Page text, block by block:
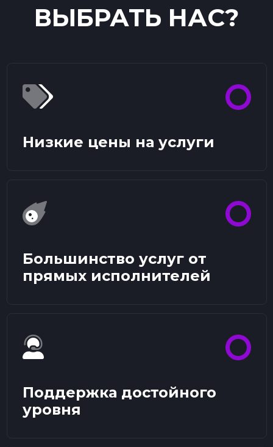
ВЫБРАТЬ НАС?
Низкие цены на услуги
Большинство услуг от
прямых исполнителей
Поддержка достойного
уровня